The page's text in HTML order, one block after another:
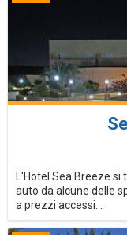
L'Hotel Sea Breeze
auto da alcune delle
a prezzi accessi...